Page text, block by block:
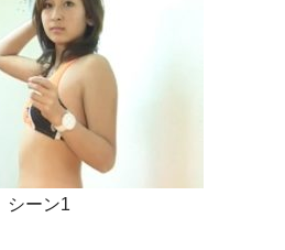
シーン1